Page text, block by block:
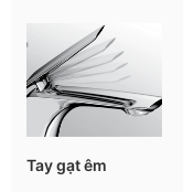
Taygạtêm